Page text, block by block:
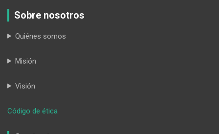
Sobre nosotros
Quiénes somos
Misión
Visión
Código de ética